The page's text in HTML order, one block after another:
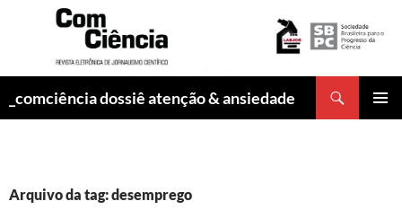
_comciência dossiê atenção & ansiedade
Arquivo da tag: desemprego